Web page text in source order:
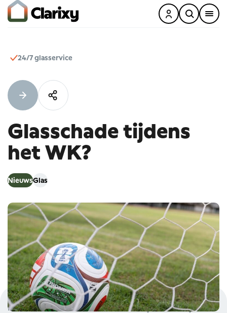
24/7 glasservice
Glasschadetijdens
het WK?
NieuwsGlas
Het WK gaat vandaag van start en de spanning is
in heel Nederland voelbaar. Terwijl het oranje